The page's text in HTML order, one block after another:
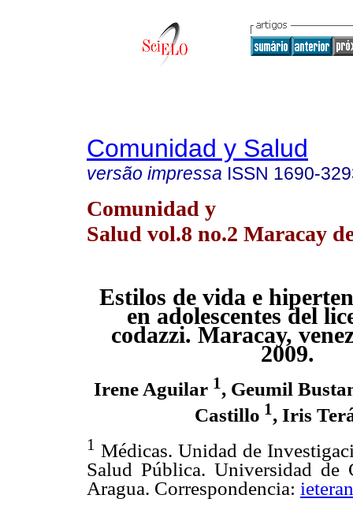
Comunidad y Salud
versão impressa ISSN 1690-
Comunidad y
Salud vol.8 no.2 Maracay
Estilos de vida e
en adolescentes del
codazzi. Maracay,
2009.
Irene Aguilar 1, Geumil
Castillo 1, Iris
1 Médicas. Unidad de
Salud Pública. Universidad de
Aragua. Correspondencia: